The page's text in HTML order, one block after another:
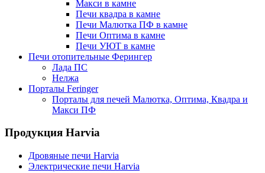
Макси в камне
Печи квадра в камне
Печи Малютка ПФ в камне
Печи Оптима в камне
Печи УЮТ в камне
Печи отопительные Ферингер
Лада ПС
Нелжа
Порталы Feringer
Порталы для печей Малютка, Оптима, Квадра и
Макси ПФ
Продукция Harvia
Дровяные печи Harvia
Электрические печи Harvia